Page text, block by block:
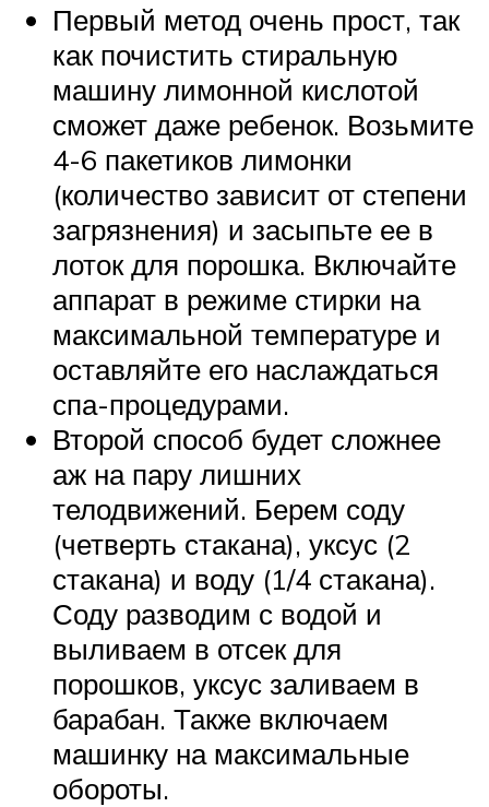
Первый метод очень прост, так
как почистить стиральную
машину лимонной кислотой
сможет даже ребенок. Возьмите
4-6 пакетиков лимонки
(количество зависит от степени
загрязнения) и засыпьте ее в
лоток для порошка. Включайте
аппарат в режиме стирки на
максимальной температуре и
оставляйте его наслаждаться
спа-процедурами.
Второй способ будет сложнее
аж на пару лишних
телодвижений. Берем соду
(четверть стакана), уксус (2
стакана) и воду (1/4 стакана).
Соду разводим с водой и
выливаем в отсек для
порошков, уксус заливаем в
барабан. Также включаем
машинку на максимальные
обороты.